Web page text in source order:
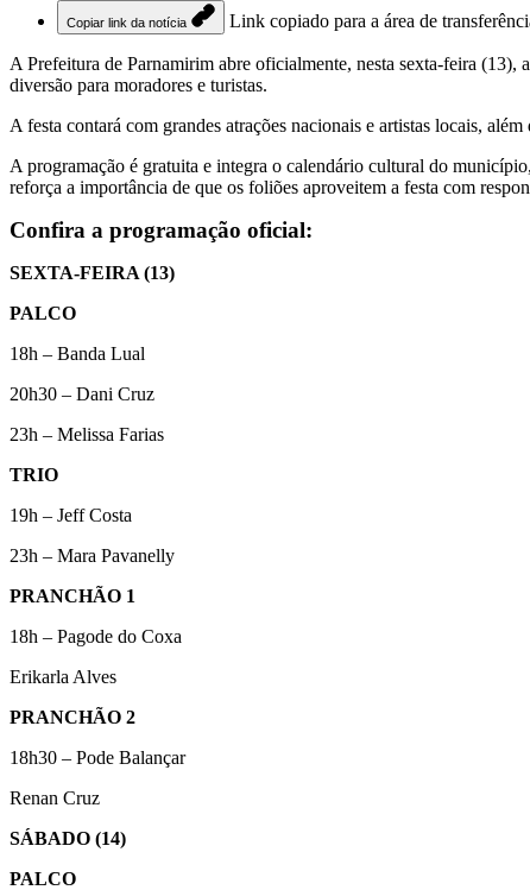
Copiar link da notícia Link copiado para a área de
A Prefeitura de Parnamirim abre oficialmente, nesta sexta-feira (13),
diversão para moradores e turistas.
A festa contará com grandes atrações nacionais e artistas locais,
A programação é gratuita e integra o calendário cultural do
reforça a importância de que os foliões aproveitem a festa com
Confira a programação oficial:
SEXTA-FEIRA (13)
PALCO
18h – Banda Lual
20h30 – Dani Cruz
23h – Melissa Farias
TRIO
19h – Jeff Costa
23h – Mara Pavanelly
PRANCHÃO 1
18h – Pagode do Coxa
Erikarla Alves
PRANCHÃO 2
18h30 – Pode Balançar
Renan Cruz
SÁBADO (14)
PALCO